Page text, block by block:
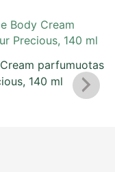
parfumuotas
140 ml